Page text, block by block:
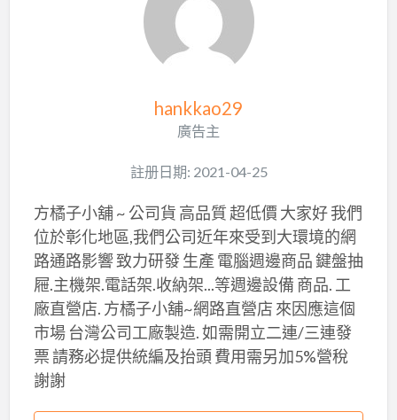
hankkao29
廣告主
註册日期: 2021-04-25
方橘子小舖 ~ 公司貨 高品質 超低價 大家好 我們
位於彰化地區,我們公司近年來受到大環境的網
路通路影響 致力研發 生產 電腦週邊商品 鍵盤抽
屜.主機架.電話架.收納架...等週邊設備 商品. 工
廠直營店. 方橘子小舖~網路直營店 來因應這個
市場 台灣公司工廠製造. 如需開立二連/三連發
票 請務必提供統編及抬頭 費用需另加5%營稅
謝謝